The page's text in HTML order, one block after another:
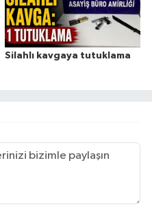
Silahlı kavgaya tutuklama